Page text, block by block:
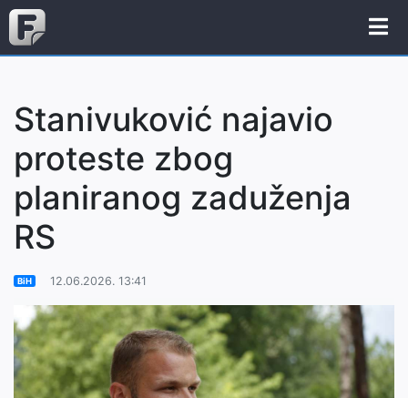
Stanivuković najavio
proteste zbog
planiranog zaduženja
RS
BiH 12.06.2026. 13:41